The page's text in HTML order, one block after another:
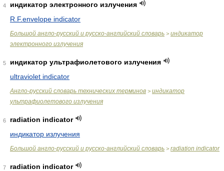
4
индикатор электронного излучения
R.F.envelope indicator
Большой англо-русский и русско-английский словарь > индикатор
электронного излучения
5
индикатор ультрафиолетового излучения
ultraviolet indicator
Англо-русский словарь технических терминов > индикатор
ультрафиолетового излучения
6
radiation indicator
индикатор излучения
Большой англо-русский и русско-английский словарь > radiation indicator
7
radiation indicator